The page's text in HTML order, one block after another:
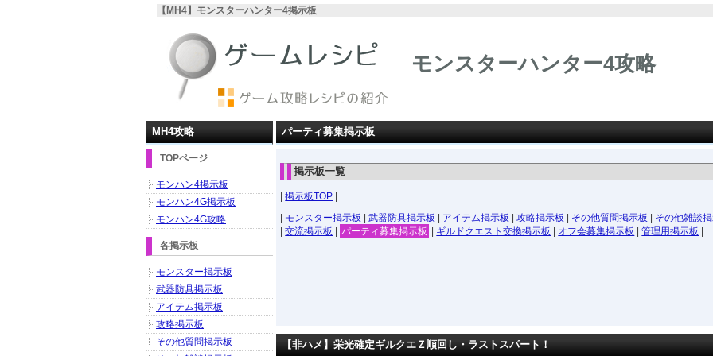
【MH4】モンスターハンター4掲示板
モンスターハンター4攻略
パーティ募集掲示板
掲示板一覧
|掲示板TOP
モンスター掲示板 |武器防具掲示板 アイテム掲示板 |攻略掲示板 その他質問掲示板
その他雑談
|交流掲示板 パーティ募集掲示板 ギルドクエスト交換掲示板 オフ会募集掲示板 |管理用掲示板
【非ハメ】栄光確定ギルクエＺ順回し・ラストスパート！
MH4攻略
TOPページ
モンハン4掲示板
モンハン4G掲示板
モンハン4G攻略
各掲示板
モンスター掲示板
武器防具掲示板
アイテム掲示板
攻略掲示板
その他質問掲示板